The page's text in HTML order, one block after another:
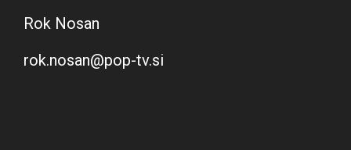
Rok Nosan
rok.nosan@pop-tv.si